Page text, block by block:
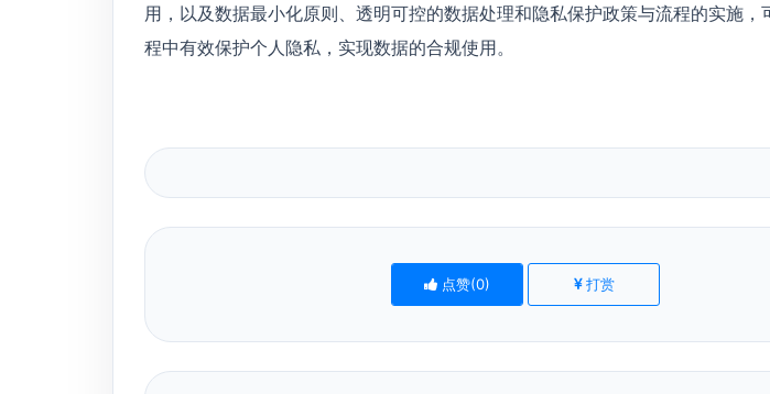
用，以及数据最小化原则、透明可控的数据处理和隐私保护政策与流程的实施，
程中有效保护个人隐私，实现数据的合规使用。
点赞(0) 打赏